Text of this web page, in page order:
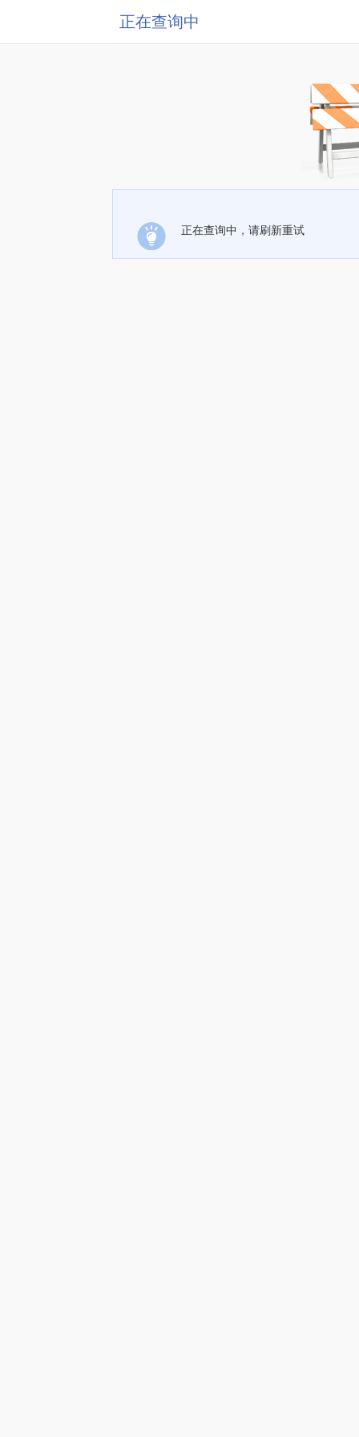
正在查询中
正在查询中，请刷新重试